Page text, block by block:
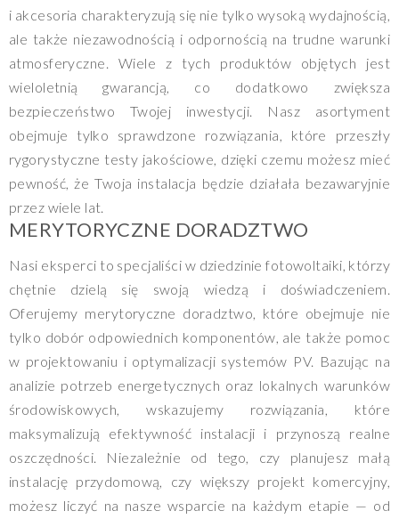
i akcesoria charakteryzują się nie tylko wysoką wydajnością,
ale także niezawodnością i odpornością na trudne warunki
atmosferyczne. Wiele z tych produktów objętych jest
wieloletnią gwarancją, co dodatkowo zwiększa
bezpieczeństwo Twojej inwestycji. Nasz asortyment
obejmuje tylko sprawdzone rozwiązania, które przeszły
rygorystyczne testy jakościowe, dzięki czemu możesz mieć
pewność, że Twoja instalacja będzie działała bezawaryjnie
przez wiele lat.
MERYTORYCZNE DORADZTWO
Nasi eksperci to specjaliści w dziedzinie fotowoltaiki, którzy
chętnie dzielą się swoją wiedzą i doświadczeniem.
Oferujemy merytoryczne doradztwo, które obejmuje nie
tylko dobór odpowiednich komponentów, ale także pomoc
w projektowaniu i optymalizacji systemów PV. Bazując na
analizie potrzeb energetycznych oraz lokalnych warunków
środowiskowych, wskazujemy rozwiązania, które
maksymalizują efektywność instalacji i przynoszą realne
oszczędności. Niezależnie od tego, czy planujesz małą
instalację przydomową, czy większy projekt komercyjny,
możesz liczyć na nasze wsparcie na każdym etapie — od